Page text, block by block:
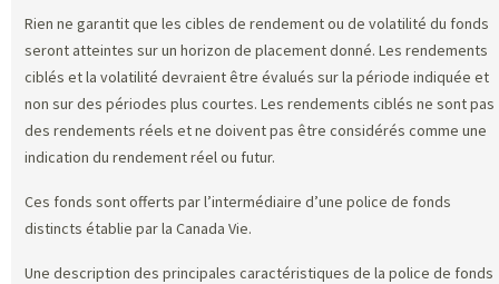
Rien ne garantit que les cibles de rendement ou de volatilité du fonds
seront atteintes sur un horizon de placement donné. Les rendements
ciblés et la volatilité devraient être évalués sur la période indiquée et
non sur des périodes plus courtes. Les rendements ciblés ne sont pas
des rendements réels et ne doivent pas être considérés comme une
indication du rendement réel ou futur.
Ces fonds sont offerts par l’intermédiaire d’une police de fonds
distincts établie par la Canada Vie.
Une description des principales caractéristiques de la police de fonds